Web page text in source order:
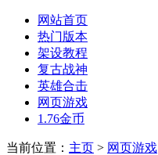
网站首页
热门版本
架设教程
复古战神
英雄合击
网页游戏
1.76金币
当前位置： 主页 > 网页游戏